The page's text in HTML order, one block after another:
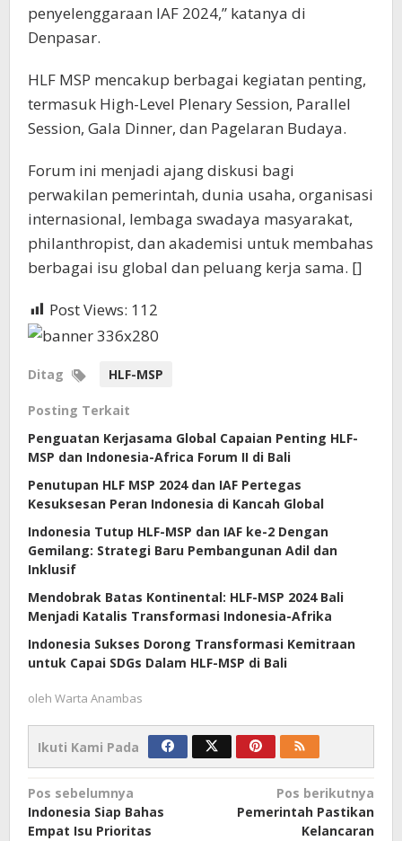
penyelenggaraan IAF 2024,” katanya di
Denpasar.
HLF MSP mencakup berbagai kegiatan penting,
termasuk High-Level Plenary Session, Parallel
Session, Gala Dinner, dan Pagelaran Budaya.
Forum ini menjadi ajang diskusi bagi
perwakilan pemerintah, dunia usaha, organisasi
internasional, lembaga swadaya masyarakat,
philanthropist, dan akademisi untuk membahas
berbagai isu global dan peluang kerja sama. []
Post Views: 112
Ditag HLF-MSP
Posting Terkait
Penguatan Kerjasama Global Capaian Penting HLF-
MSP dan Indonesia-Africa Forum II di Bali
Penutupan HLF MSP 2024 dan IAF Pertegas
Kesuksesan Peran Indonesia di Kancah Global
Indonesia Tutup HLF-MSP dan IAF ke-2 Dengan
Gemilang: Strategi Baru Pembangunan Adil dan
Inklusif
Mendobrak Batas Kontinental: HLF-MSP 2024 Bali
Menjadi Katalis Transformasi Indonesia-Afrika
Indonesia Sukses Dorong Transformasi Kemitraan
untuk Capai SDGs Dalam HLF-MSP di Bali
oleh Warta Anambas
Ikuti Kami Pada
Navigasi
pos
Pos sebelumnya
Indonesia Siap Bahas
Empat Isu Prioritas
Pos berikutnya
Pemerintah Pastikan
Kelancaran